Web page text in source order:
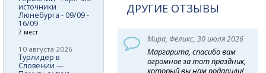
ДРУГИЕ ОТЗЫВЫ
Мира, Феликс, 30 июля 2026
Маргарита, спасибо вам
огромное за тот праздник,
который вы нам подарили!
источники
Люнебурга - 09/09 -
16/09
7 мест
10 августа 2026
Турлидер в
Словении —